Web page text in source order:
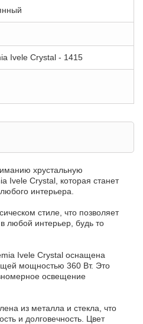
Ivele Crystal - 1415
хрустальную
Ivele Crystal, которая станет
интерьера.
стиле, что позволяет
любой интерьер, будь то
Ivele Crystal оснащена
мощностью 360 Вт. Это
освещение
из металла и стекла, что
и долговечность. Цвет